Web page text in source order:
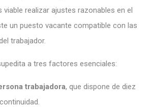
viable realizar ajustes razonables en el
un puesto vacante compatible con las
trabajador.
a tres factores esenciales:
trabajadora, que dispone de diez